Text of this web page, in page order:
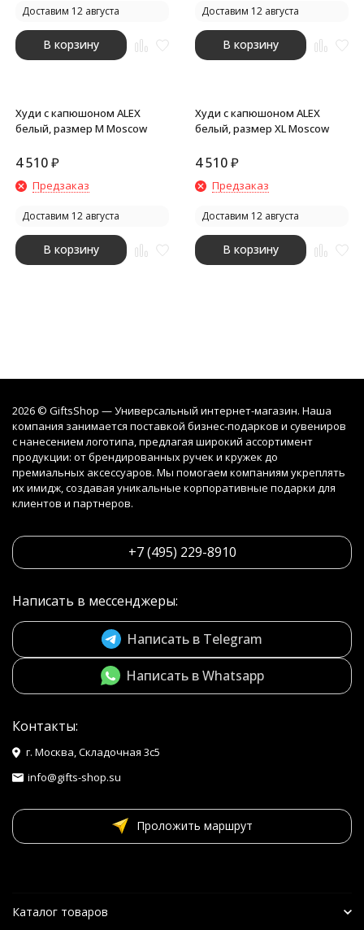
Доставим 12 августа
В корзину
Доставим 12 августа
В корзину
Худи с капюшоном ALEX
белый, размер M Moscow
4 510₽
Предзаказ
Доставим 12 августа
В корзину
Худи с капюшоном ALEX
белый, размер XL Moscow
4 510₽
Предзаказ
Доставим 12 августа
В корзину
2026 © GiftsShop — Универсальный интернет-магазин. Наша
компания занимается поставкой бизнес-подарков и сувениров
с нанесением логотипа, предлагая широкий ассортимент
продукции: от брендированных ручек и кружек до
премиальных аксессуаров. Мы помогаем компаниям укреплять
их имидж, создавая уникальные корпоративные подарки для
клиентов и партнеров.
+7 (495) 229-8910
Написать в мессенджеры:
Написать в Telegram
Написать в Whatsapp
Контакты:
г. Москва, Складочная 3с5
info@gifts-shop.su
Проложить маршрут
Каталог товаров